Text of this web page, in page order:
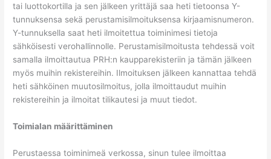
tai luottokortilla ja sen jälkeen yrittäjä saa heti tietoonsa Y-
tunnuksensa sekä perustamisilmoituksensa kirjaamisnumeron.
Y-tunnuksella saat heti ilmoitettua toiminimesi tietoja
sähköisesti verohallinnolle. Perustamisilmoitusta tehdessä voit
samalla ilmoittautua PRH:n kaupparekisteriin ja tämän jälkeen
myös muihin rekistereihin. Ilmoituksen jälkeen kannattaa tehdä
heti sähköinen muutosilmoitus, jolla ilmoittaudut muihin
rekistereihin ja ilmoitat tilikautesi ja muut tiedot.
Toimialan määrittäminen
Perustaessa toiminimeä verkossa, sinun tulee ilmoittaa